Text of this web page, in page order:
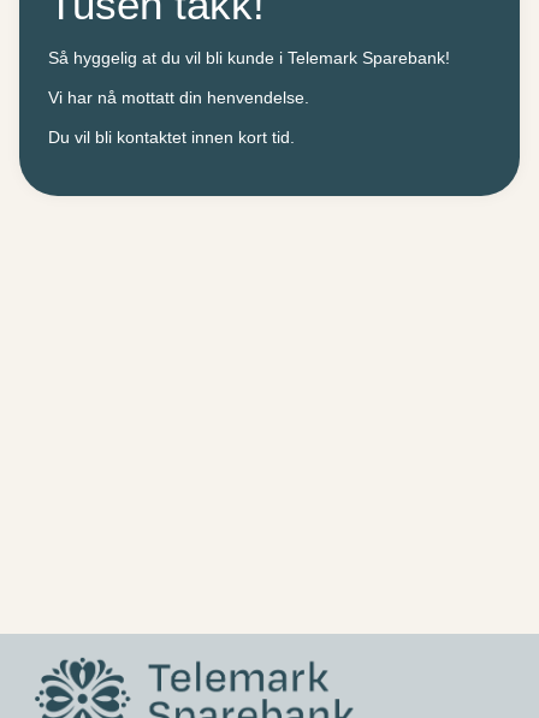
Så hyggelig at du vil bli kunde i Telemark Sparebank!
Vi har nå mottatt din henvendelse.
Du vil bli kontaktet innen kort tid.